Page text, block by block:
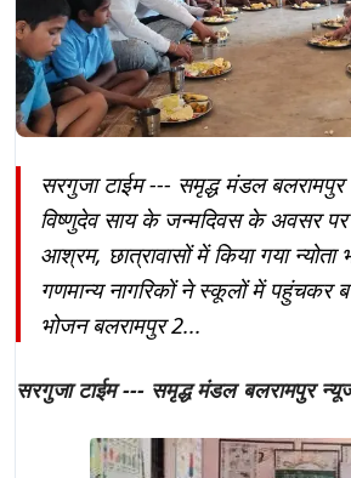
सरगुजा टाईम --- समृद्ध मंडल
विष्णुदेव साय के जन्मदिवस के अवसर
आश्रम, छात्रावासों में किया गया
गणमान्य नागरिकों ने स्कूलों में पहुंचकर
भोजन बलरामपुर 2...
सरगुजा टाईम --- समृद्ध मंडल बलरामपुर